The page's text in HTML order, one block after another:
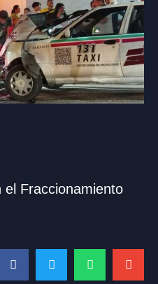
el Fraccionamiento